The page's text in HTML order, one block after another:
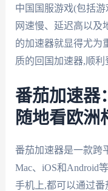
中国国服游戏(包括
网速慢、延迟高以及
的加速器就显得尤为
质的回国加速器,顺利
番茄加速器
随地看欧洲
番茄加速器是一款跨
Mac、iOS和Android
手机上,都可以通过